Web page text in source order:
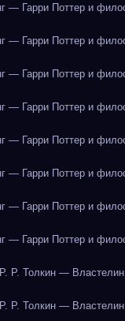
— Гарри Поттер и
— Гарри Поттер и
— Гарри Поттер и
— Гарри Поттер и
— Гарри Поттер и
— Гарри Поттер и
— Гарри Поттер и
— Гарри Поттер и
Р. Толкин — Властелин
Р. Толкин — Властелин